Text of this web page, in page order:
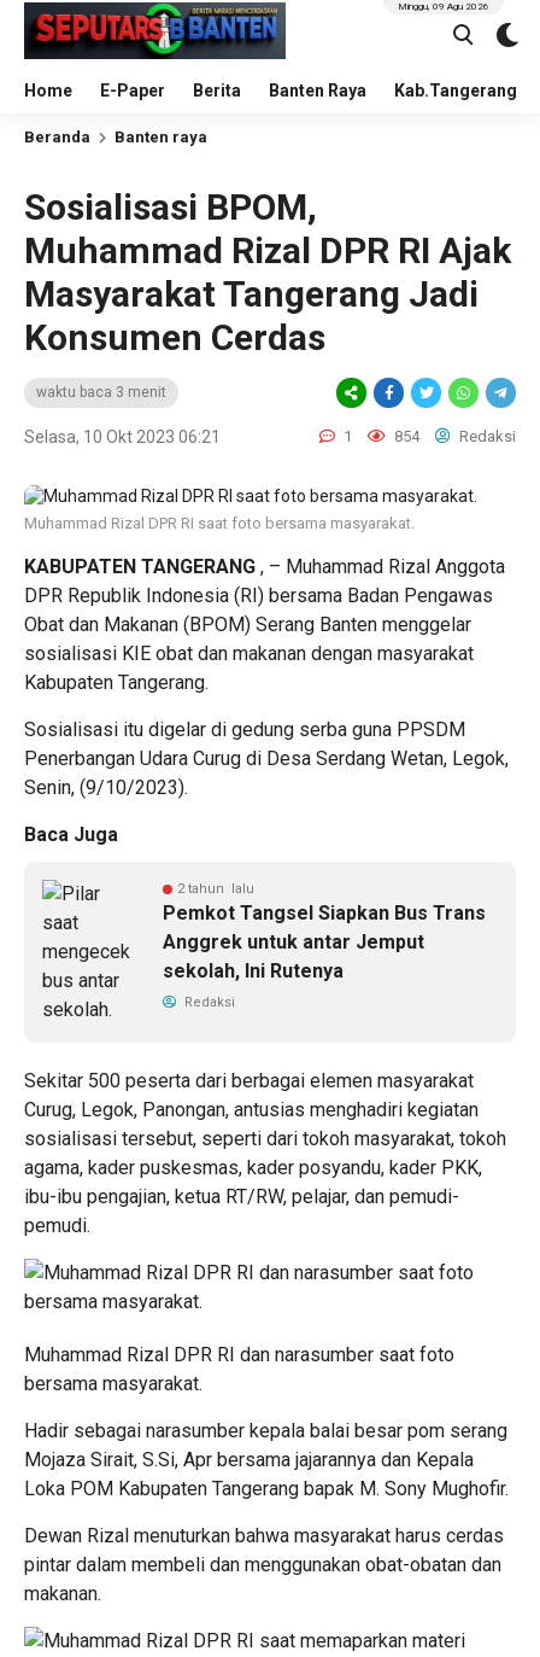
Home E-Paper Berita Banten Raya Kab.Tangerang
Minggu, 09 Agu 2026
Beranda Banten raya
Sosialisasi BPOM,
Muhammad Rizal DPR RI Ajak
Masyarakat Tangerang Jadi
Konsumen Cerdas
waktu baca 3 menit
Selasa, 10 Okt 2023 06:21 1 854 Redaksi
Muhammad Rizal DPR RI saat foto bersama masyarakat.
KABUPATEN TANGERANG , – Muhammad Rizal Anggota
DPR Republik Indonesia (RI) bersama Badan Pengawas
Obat dan Makanan (BPOM) Serang Banten menggelar
sosialisasi KIE obat dan makanan dengan masyarakat
Kabupaten Tangerang.
Sosialisasi itu digelar di gedung serba guna PPSDM
Penerbangan Udara Curug di Desa Serdang Wetan, Legok,
Senin, (9/10/2023).
Baca Juga
2 tahun lalu
Pemkot Tangsel Siapkan Bus Trans
Anggrek untuk antar Jemput
sekolah, Ini Rutenya
Redaksi
Sekitar 500 peserta dari berbagai elemen masyarakat
Curug, Legok, Panongan, antusias menghadiri kegiatan
sosialisasi tersebut, seperti dari tokoh masyarakat, tokoh
agama, kader puskesmas, kader posyandu, kader PKK,
ibu-ibu pengajian, ketua RT/RW, pelajar, dan pemudi-
pemudi.
Muhammad Rizal DPR RI dan narasumber saat foto
bersama masyarakat.
Hadir sebagai narasumber kepala balai besar pom serang
Mojaza Sirait, S.Si, Apr bersama jajarannya dan Kepala
Loka POM Kabupaten Tangerang bapak M. Sony Mughofir.
Dewan Rizal menuturkan bahwa masyarakat harus cerdas
pintar dalam membeli dan menggunakan obat-obatan dan
makanan.